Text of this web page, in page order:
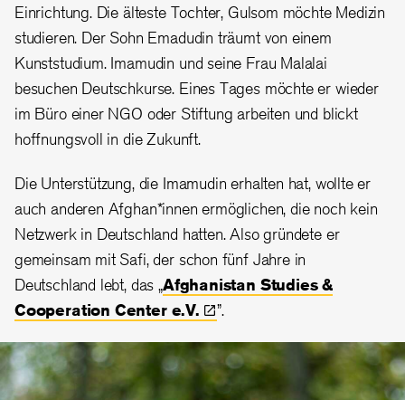
Einrichtung. Die älteste Tochter, Gulsom möchte Medizin
studieren. Der Sohn Emadudin träumt von einem
Kunststudium. Imamudin und seine Frau Malalai
besuchen Deutschkurse. Eines Tages möchte er wieder
im Büro einer NGO oder Stiftung arbeiten und blickt
hoffnungsvoll in die Zukunft.
Die Unterstützung, die Imamudin erhalten hat, wollte er
auch anderen Afghan*innen ermöglichen, die noch kein
Netzwerk in Deutschland hatten. Also gründete er
gemeinsam mit Safi, der schon fünf Jahre in
Deutschland lebt, das „Afghanistan Studies &
Cooperation Center e.V. ”.